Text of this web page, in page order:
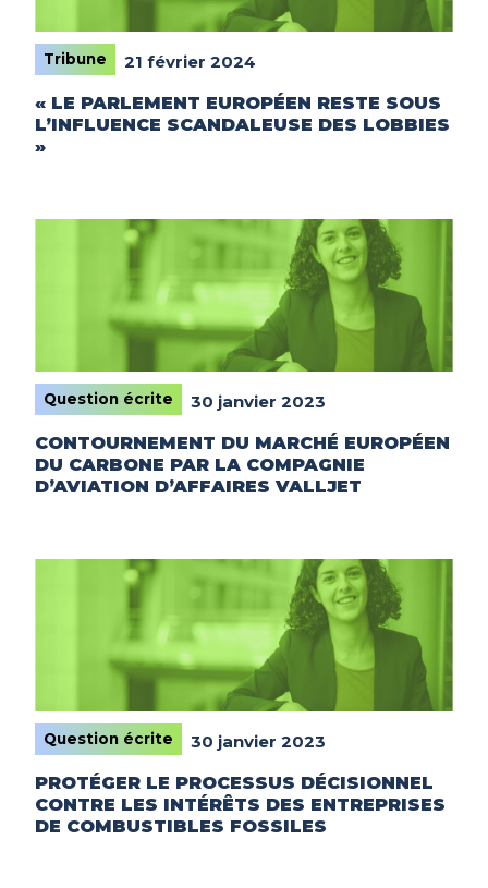
Tribune
21 février 2024
« LE PARLEMENT EUROPÉEN RESTE SOUS
L’INFLUENCE SCANDALEUSE DES LOBBIES
»
Question écrite
30 janvier 2023
CONTOURNEMENT DU MARCHÉ EUROPÉEN
DU CARBONE PAR LA COMPAGNIE
D’AVIATION D’AFFAIRES VALLJET
Question écrite
30 janvier 2023
PROTÉGER LE PROCESSUS DÉCISIONNEL
CONTRE LES INTÉRÊTS DES ENTREPRISES
DE COMBUSTIBLES FOSSILES